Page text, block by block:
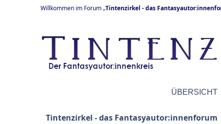
Willkommen im Forum „Tintenzirkel - das
ÜBERSICHT
Tintenzirkel - das Fantasyautor:innenforum